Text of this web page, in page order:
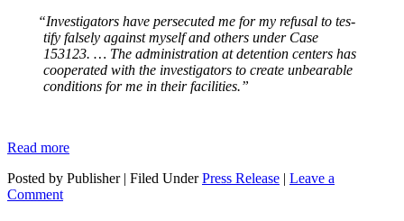
“Inves­ti­ga­tors have per­se­cut­ed me for my refusal to tes­
ti­fy false­ly against myself and oth­ers under Case
153123. … The admin­is­tra­tion at deten­tion cen­ters has
coop­er­at­ed with the inves­ti­ga­tors to cre­ate unbear­able
con­di­tions for me in their facilities.”
Read more
Posted by Publisher | Filed UnderPress Release | Leave a
Comment